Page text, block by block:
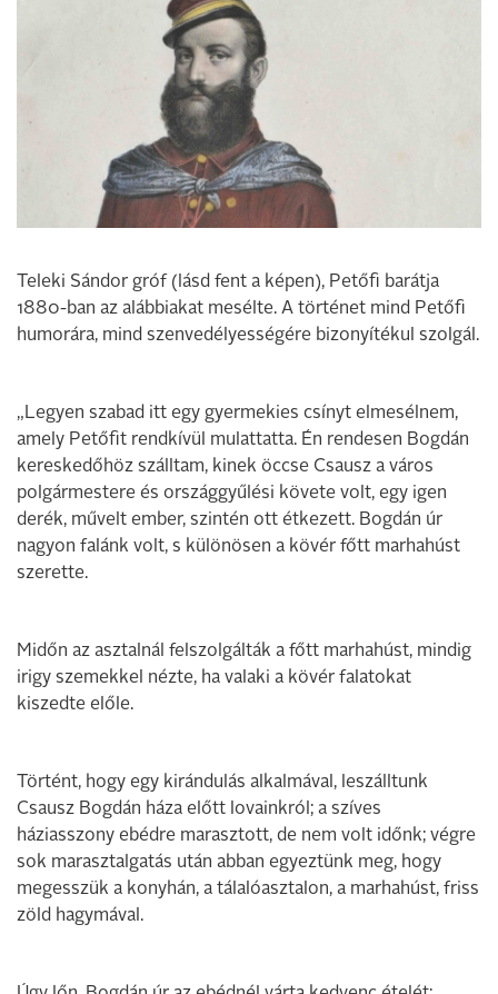
Teleki Sándor gróf (lásd fent a képen), Petőfi barátja
1880-ban az alábbiakat mesélte. A történet mind Petőfi
humorára, mind szenvedélyességére bizonyítékul szolgál.
„Legyen szabad itt egy gyermekies csínyt elmesélnem,
amely Petőfit rendkívül mulattatta. Én rendesen Bogdán
kereskedőhöz szálltam, kinek öccse Csausz a város
polgármestere és országgyűlési követe volt, egy igen
derék, művelt ember, szintén ott étkezett. Bogdán úr
nagyon falánk volt, s különösen a kövér főtt marhahúst
szerette.
Midőn az asztalnál felszolgálták a főtt marhahúst, mindig
irigy szemekkel nézte, ha valaki a kövér falatokat
kiszedte előle.
Történt, hogy egy kirándulás alkalmával, leszálltunk
Csausz Bogdán háza előtt lovainkról; a szíves
háziasszony ebédre marasztott, de nem volt időnk; végre
sok marasztalgatás után abban egyeztünk meg, hogy
megesszük a konyhán, a tálalóasztalon, a marhahúst, friss
zöld hagymával.